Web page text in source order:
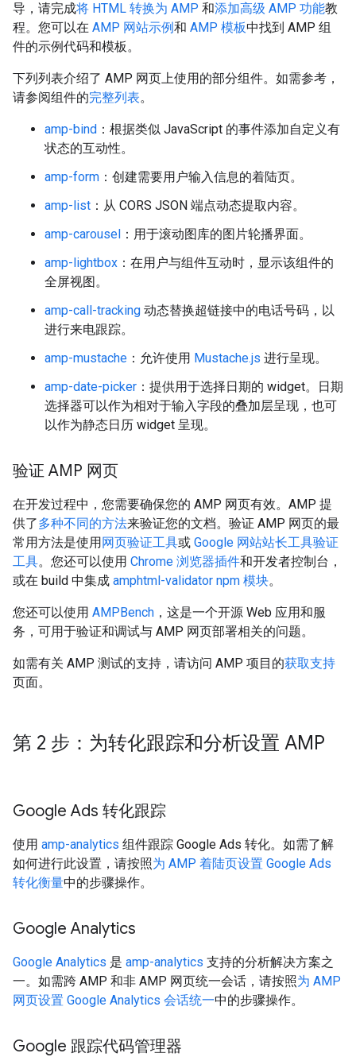
导，请完成将 HTML 转换为 AMP 和添加高级 AMP 功能教
程。您可以在 AMP 网站示例和 AMP 模板中找到 AMP 组
件的示例代码和模板。
下列列表介绍了 AMP 网页上使用的部分组件。如需参考，
请参阅组件的完整列表。
amp-bind ：根据类似 JavaScript 的事件添加自定义有
状态的互动性。
amp-form ：创建需要用户输入信息的着陆页。
amp-list ：从 CORS JSON 端点动态提取内容。
amp-carousel ：用于滚动图库的图片轮播界面。
amp-lightbox ：在用户与组件互动时，显示该组件的
全屏视图。
amp-call-tracking 动态替换超链接中的电话号码，以
进行来电跟踪。
amp-mustache ：允许使用 Mustache.js 进行呈现。
amp-date-picker ：提供用于选择日期的 widget。日期
选择器可以作为相对于输入字段的叠加层呈现，也可
以作为静态日历 widget 呈现。
验证 AMP 网页
在开发过程中，您需要确保您的 AMP 网页有效。AMP 提
供了多种不同的方法来验证您的文档。验证 AMP 网页的最
常用方法是使用网页验证工具或 Google 网站站长工具验证
工具。您还可以使用 Chrome 浏览器插件和开发者控制台，
或在 build 中集成 amphtml-validator npm 模块。
您还可以使用 AMPBench ，这是一个开源 Web 应用和服
务，可用于验证和调试与 AMP 网页部署相关的问题。
如需有关 AMP 测试的支持，请访问 AMP 项目的获取支持
页面。
第 2 步：为转化跟踪和分析设置 AMP
Google Ads 转化跟踪
使用 amp-analytics 组件跟踪 Google Ads 转化。如需了解
如何进行此设置，请按照为 AMP 着陆页设置 Google Ads
转化衡量中的步骤操作。
Google Analytics
Google Analytics 是 amp-analytics 支持的分析解决方案之
一。如需跨 AMP 和非 AMP 网页统一会话，请按照为 AMP
网页设置 Google Analytics 会话统一中的步骤操作。
Google 跟踪代码管理器